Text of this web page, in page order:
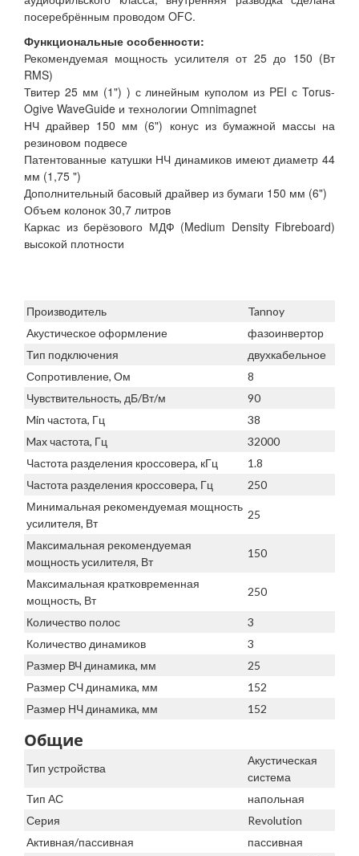
посеребрённым проводом OFC.
Функциональные особенности:
Рекомендуемая мощность усилителя от 25 до 150 (Вт
RMS)
Твитер 25 мм (1") ) с линейным куполом из PEI с Torus-
Ogive WaveGuide и технологии Omnimagnet
НЧ драйвер 150 мм (6") конус из бумажной массы на
резиновом подвесе
Патентованные катушки НЧ динамиков имеют диаметр 44
мм (1,75 ")
Дополнительный басовый драйвер из бумаги 150 мм (6")
Объем колонок 30,7 литров
Каркас из берёзового МДФ (Medium Density Fibreboard)
высокой плотности
Производитель
Tannoy
Акустическое оформление
фазоинвертор
Тип подключения
двухкабельное
Сопротивление, Ом
8
Чувствительность, дБ/Вт/м
90
Min частота, Гц
38
Max частота, Гц
32000
Частота разделения кроссовера, кГц
1.8
Частота разделения кроссовера, Гц
250
Минимальная рекомендуемая мощность
усилителя, Вт
25
Максимальная рекомендуемая
мощность усилителя, Вт
150
Максимальная кратковременная
мощность, Вт
250
Количество полос
3
Количество динамиков
3
Размер ВЧ динамика, мм
25
Размер СЧ динамика, мм
152
Размер НЧ динамика, мм
152
Общие
Тип устройства
Акустическая
система
Тип АС
напольная
Серия
Revolution
Активная/пассивная
пассивная